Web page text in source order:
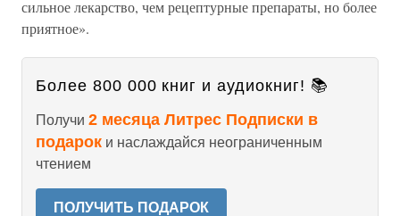
сильное лекарство, чем рецептурные препараты, но более
приятное».
Более 800 000 книг и аудиокниг! 📚
Получи 2 месяца Литрес Подписки в
подарок и наслаждайся неограниченным
чтением
ПОЛУЧИТЬ ПОДАРОК